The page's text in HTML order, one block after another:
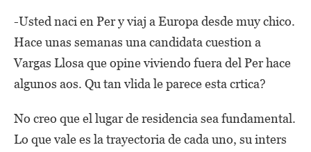
-Usted naci en Per y viaj a Europa desde muy chico.
Hace unas semanas una candidata cuestion a
Vargas Llosa que opine viviendo fuera del Per hace
algunos aos. Qu tan vlida le parece esta crtica?
No creo que el lugar de residencia sea fundamental.
Lo que vale es la trayectoria de cada uno, su inters